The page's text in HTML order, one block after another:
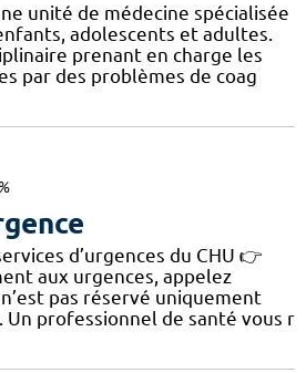
unité de médecine spécialisée
adolescents et adultes.
prenant en charge les
par des problèmes de coag
d’urgences du CHU 👉
aux urgences, appelez
pas réservé uniquement
Un professionnel de santé vous r